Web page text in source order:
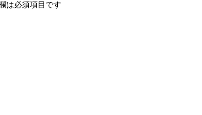
は必須項目です